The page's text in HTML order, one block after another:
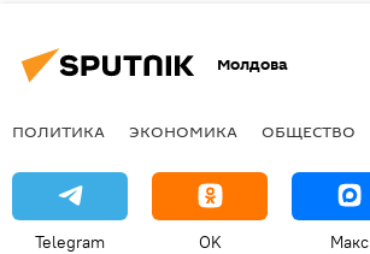
Молдова
ПОЛИТИКА ЭКОНОМИКА ОБЩЕСТВО
Telegram OK Макс